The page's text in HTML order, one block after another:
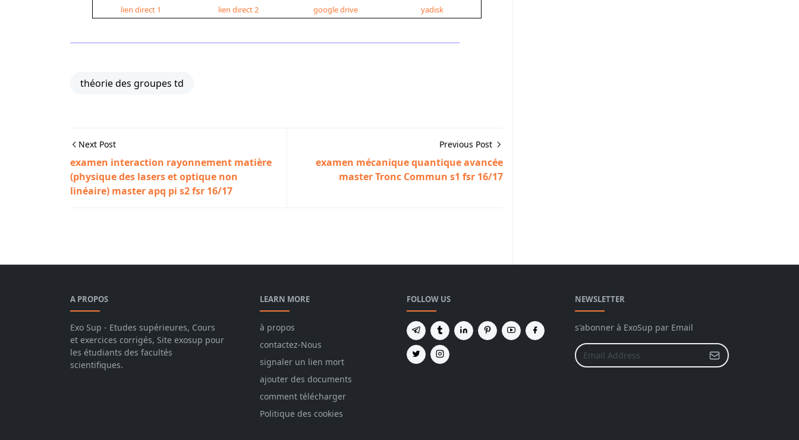
lien direct 1 lien direct 2 google drive yadisk
théorie des groupes td
Next Post
examen interaction rayonnement matière
(physique des lasers et optique non
linéaire) master apq pi s2 fsr 16/17
Previous Post
examen mécanique quantique avancée
master Tronc Commun s1 fsr 16/17
A PROPOS
Exo Sup - Etudes supérieures, Cours
et exercices corrigés, Site exosup pour
les étudiants des facultés
scientifiques.
LEARN MORE
à propos
contactez-Nous
signaler un lien mort
ajouter des documents
comment télécharger
Politique des cookies
FOLLOW US NEWSLETTER
s'abonner à ExoSup par Email